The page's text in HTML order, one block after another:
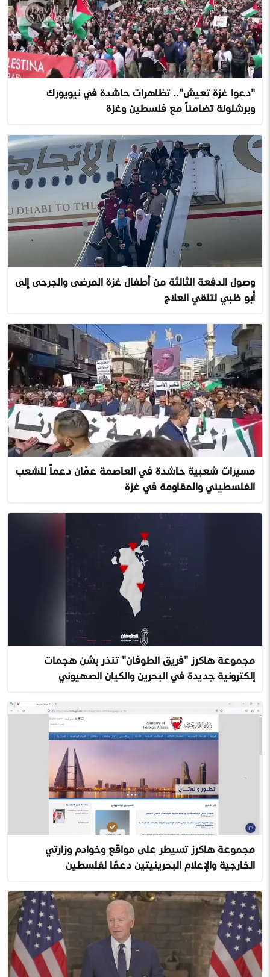
"دعوا غزة تعيش".. تظاهرات حاشدة في نيويورك
وبرشلونة تضامناً مع فلسطين وغزة
وصول الدفعة الثالثة من أطفال غزة المرضى والجرحى إلى
أبو ظبي لتلقي العلاج
مسيرات شعبية حاشدة في العاصمة عمّان دعماً للشعب
الفلسطيني والمقاومة في غزة
مجموعة هاكرز "فريق الطوفان" تنذر بشن هجمات
إلكترونية جديدة في البحرين والكيان الصهيوني
مجموعة هاكرز تسيطر على مواقع وخوادم وزارتي
الخارجية والإعلام البحرينيتين دعمًا لفلسطين